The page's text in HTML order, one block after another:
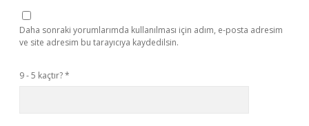
Daha sonraki yorumlarımda kullanılması için adım, e-posta adresim
ve site adresim bu tarayıcıya kaydedilsin.
9 - 5 kaçtır?*